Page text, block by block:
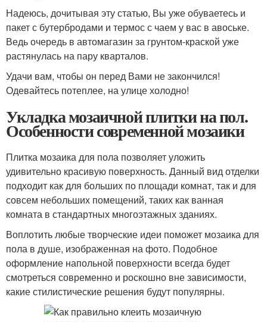
Надеюсь, дочитывая эту статью, Вы уже обуваетесь и
пакет с бутербродами и термос с чаем у вас в авоське.
Ведь очередь в автомагазин за грунтом-краской уже
растянулась на пару кварталов.
Удачи вам, чтобы он перед Вами не закончился!
Одевайтесь потеплее, на улице холодно!
Укладка мозаичной плитки на пол.
Особенности современной мозаики
Плитка мозаика для пола позволяет уложить
удивительно красивую поверхность. Данный вид отделки
подходит как для больших по площади комнат, так и для
совсем небольших помещений, таких как ванная
комната в стандартных многоэтажных зданиях.
Воплотить любые творческие идеи поможет мозаика для
пола в душе, изображенная на фото. Подобное
оформление напольной поверхности всегда будет
смотреться современно и роскошно вне зависимости,
какие стилистические решения будут популярны.